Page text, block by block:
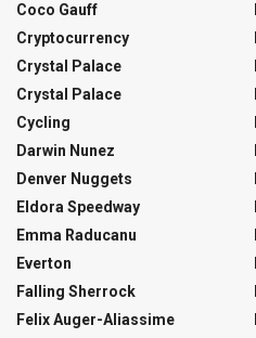
Coco Gauff
Cryptocurrency
Crystal Palace
Crystal Palace
Cycling
Darwin Nunez
Denver Nuggets
Eldora Speedway
Emma Raducanu
Everton
Falling Sherrock
Felix Auger-Aliassime